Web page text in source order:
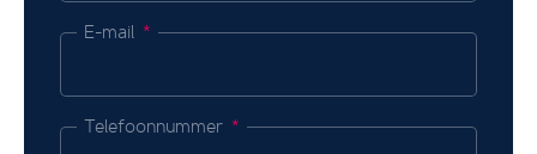
E-mail
Telefoonnummer